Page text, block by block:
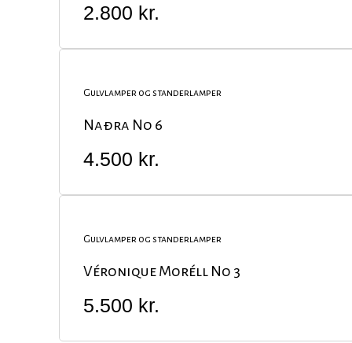
2.800 kr.
Gulvlamper og standerlamper
Naðra No 6
4.500 kr.
Gulvlamper og standerlamper
Véronique Moréll No 3
5.500 kr.